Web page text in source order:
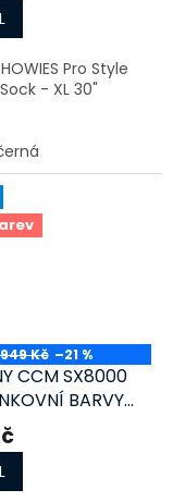
Pro Style
- XL 30"
949 Kč –21 %
CCM SX8000
BARVY